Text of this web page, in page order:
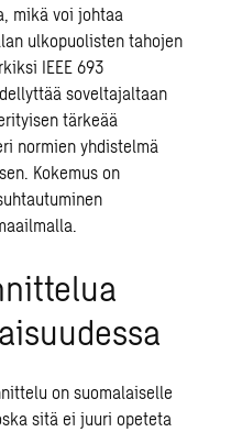
mikä voi johtaa
ulkopuolisten tahojen
IEEE 693
soveltajaltaan
tärkeää
normien yhdistelmä
Kokemus on
on suomalaiselle
sitä ei juuri opeteta